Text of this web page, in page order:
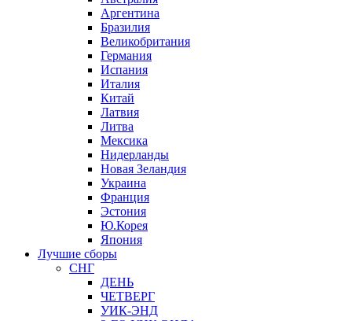
Аргентина
Бразилия
Великобритания
Германия
Испания
Италия
Китай
Латвия
Литва
Мексика
Нидерланды
Новая Зеландия
Украина
Франция
Эстония
Ю.Корея
Япония
Лучшие сборы
СНГ
ДЕНЬ
ЧЕТВЕРГ
УИК-ЭНД